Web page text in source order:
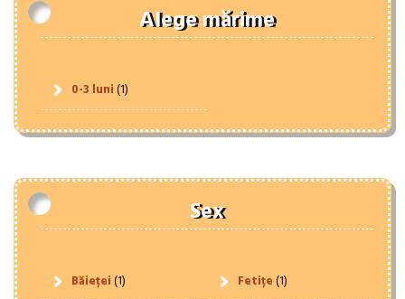
Alege mărime
0-3 luni(1)
Sex
Băieței(1) Fetițe(1)